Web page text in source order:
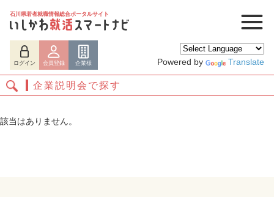
石川県若者就職情報総合ポータルサイト
ログイン 会員登録 企業様 Powered by Translate
企業説明会で探す
該当はありません。